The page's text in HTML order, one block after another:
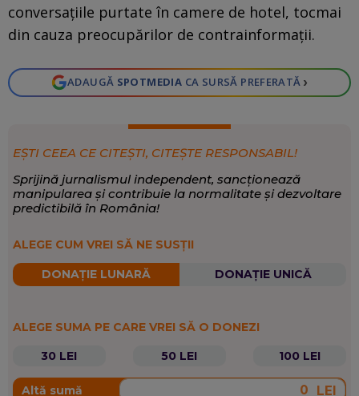
conversațiile purtate în camere de hotel, tocmai
din cauza preocupărilor de contrainformații.
ADAUGĂ SPOTMEDIA CA SURSĂ PREFERATĂ ›
EȘTI CEEA CE CITEȘTI, CITEȘTE RESPONSABIL!
Sprijină jurnalismul independent, sancționează
manipularea și contribuie la normalitate și dezvoltare
predictibilă în România!
ALEGE CUM VREI SĂ NE SUSȚII
DONAȚIE LUNARĂ DONAȚIE UNICĂ
ALEGE SUMA PE CARE VREI SĂ O DONEZI
30 LEI
50 LEI 100 LEI
Altă sumă LEI